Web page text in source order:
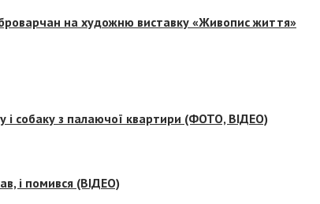
на художню виставку «Живопис життя»
собаку з палаючої квартири (ФОТО, ВІДЕО)
і помився (ВІДЕО)